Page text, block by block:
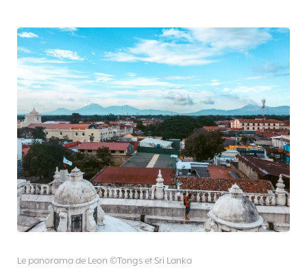
Le panorama de Leon ©Tongs et Sri Lanka